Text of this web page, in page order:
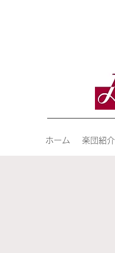
ホーム 楽団紹介